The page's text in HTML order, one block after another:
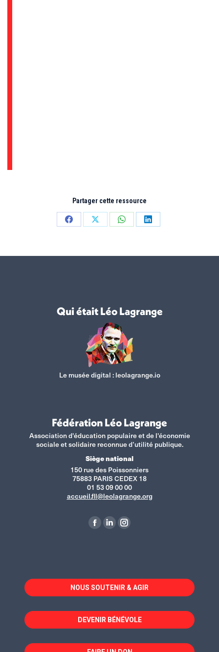
Partager cette ressource
Partager
Facebook
Partager
X
Partager
WhatsApp
Partager
LinkedIn
Qui était Léo Lagrange
Le musée digital : leolagrange.io
Fédération Léo Lagrange
Association d'éducation populaire et de l'économie
sociale et solidaire reconnue d’utilité publique.
Siège national
150 rue des Poissonniers
75883 PARIS CEDEX 18
01 53 09 00 00
accueil.fll@leolagrange.org
La
dans
une
fenêtre
La
dans
une
fenêtre
La
dans
une
fenêtre
NOUS SOUTENIR & AGIR
DEVENIR BÉNÉVOLE